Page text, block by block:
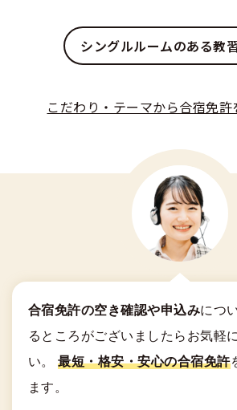
シングルルームのある教
こだわり・テーマから合宿免
合宿免許の空き確認や申込みにつ
るところがございましたらお気軽
い。
最短・格安・安心の合宿免許
ます。